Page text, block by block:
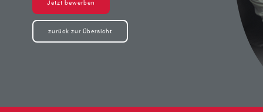
Jetzt bewerben
zurück zur Übersicht